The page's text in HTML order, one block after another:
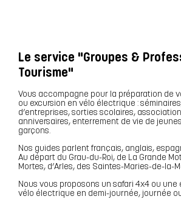
Le service "Groupes &
Tourisme"
Vous accompagne pour la préparation de
ou excursion en vélo électrique :
d’entreprises, sorties scolaires,
anniversaires, enterrement de vie de
garçons.
Nos guides parlent français, anglais,
Au départ du Grau-du-Roi, de La Grande
Mortes, d’Arles, des Saintes-Maries-de-la-
Nous vous proposons un safari 4x4 ou une
vélo électrique en demi-journée, journée